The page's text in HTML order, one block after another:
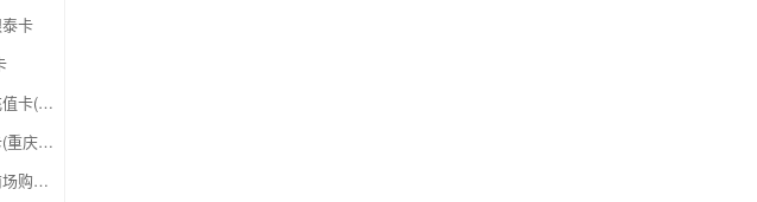
卡
中石化加油卡兑换世纪联华充值卡(杭州联华)
中石化加油卡兑换重百世纪卡(重庆百货)
中石化加油卡兑换南京中央商场购物卡